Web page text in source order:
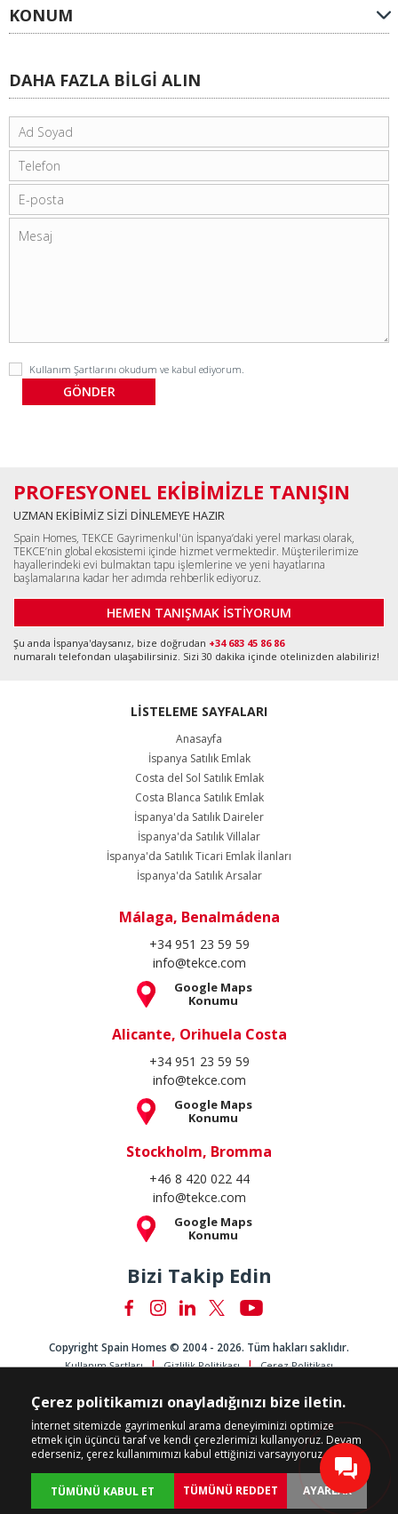
KONUM
DAHA FAZLA BİLGİ ALIN
Kullanım Şartlarını okudum ve kabul ediyorum.
PROFESYONEL EKİBİMİZLE TANIŞIN
UZMAN EKİBİMİZ SİZİ DİNLEMEYE HAZIR
Spain Homes, TEKCE Gayrimenkul'ün İspanya’daki yerel markası olarak,
TEKCE’nin global ekosistemi içinde hizmet vermektedir. Müşterilerimize
hayallerindeki evi bulmaktan tapu işlemlerine ve yeni hayatlarına
başlamalarına kadar her adımda rehberlik ediyoruz.
HEMEN TANIŞMAK İSTİYORUM
Şu anda İspanya'daysanız, bize doğrudan +34 683 45 86 86
numaralı telefondan ulaşabilirsiniz. Sizi 30 dakika içinde otelinizden alabiliriz!
LİSTELEME SAYFALARI
Anasayfa
İspanya Satılık Emlak
Costa del Sol Satılık Emlak
Costa Blanca Satılık Emlak
İspanya'da Satılık Daireler
İspanya'da Satılık Villalar
İspanya'da Satılık Ticari Emlak İlanları
İspanya'da Satılık Arsalar
Málaga, Benalmádena
+34 951 23 59 59
info@tekce.com
Google Maps
Konumu
Alicante, Orihuela Costa
+34 951 23 59 59
info@tekce.com
Google Maps
Konumu
Stockholm, Bromma
+46 8 420 022 44
info@tekce.com
Google Maps
Konumu
Bizi Takip Edin
Copyright Spain Homes © 2004 - 2026. Tüm hakları saklıdır.
Kullanım Şartları Gizlilik Politikası Çerez Politikası
Çerez politikamızı onayladığınızı bize iletin.
İnternet sitemizde gayrimenkul arama deneyiminizi optimize
etmek için üçüncü taraf ve kendi çerezlerimizi kullanıyoruz. Devam
ederseniz, çerez kullanımımızı kabul ettiğinizi varsayıyoruz.
TÜMÜNÜ KABUL ET TÜMÜNÜ REDDET AYARLAR